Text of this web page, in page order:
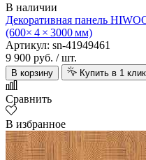
В наличии
Декоративная панель
(600× 4 × 3000 мм)
Артикул: sn-41949461
9 900 руб. / шт.
В корзину Купить в 1 клик
Сравнить
В избранное